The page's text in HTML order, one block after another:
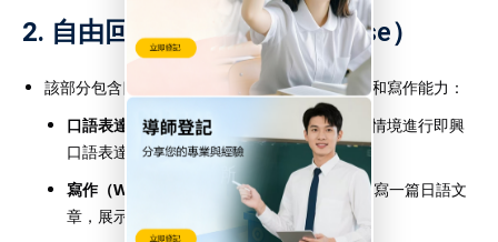
2. 自由回答題（Free Response）
該部分包含四個主要題型，測試學生的口語表達和寫作能力：
口語表達（Speaking）
：學生需要根據指定情境進行即興
口語表達，並清楚流利地表達自己的觀點。
寫作（Writing）
：學生需要根據給定題目撰寫一篇日語文
章，展示語法和語言運用的能力。